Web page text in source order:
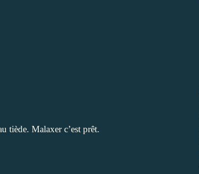
tiède. Malaxer c’est prêt.